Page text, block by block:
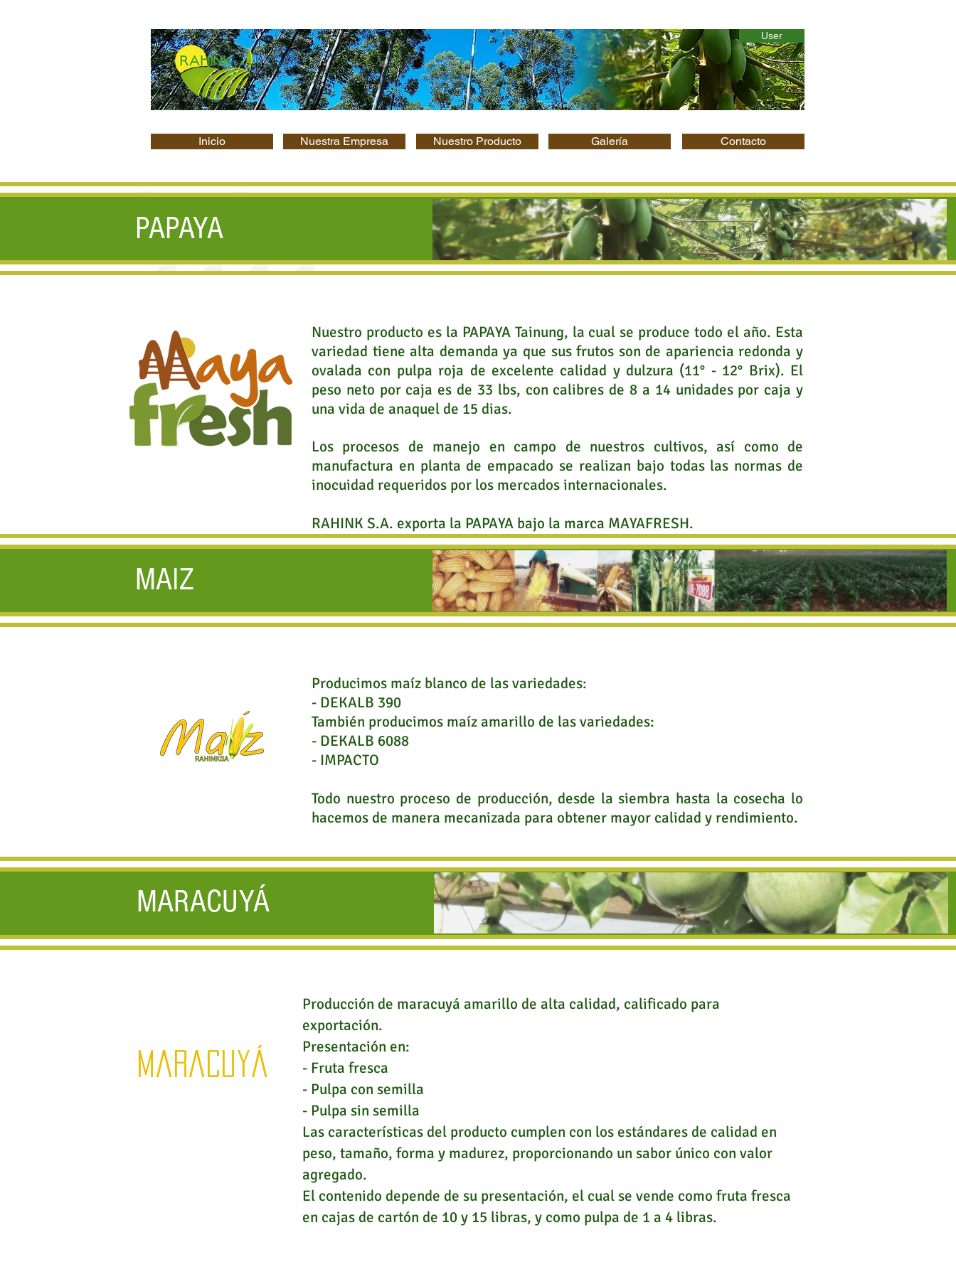
User
Inicio Nuestra Empresa Nuestro Producto Galería Contacto
PAPAYA
Nuestro producto es la PAPAYA Tainung, la cual se produce todo el año. Esta
variedad tiene alta demanda ya que sus frutos son de apariencia redonda y
ovalada con pulpa roja de excelente calidad y dulzura (11° - 12° Brix). El
peso neto por caja es de 33 lbs, con calibres de 8 a 14 unidades por caja y
una vida de anaquel de 15 dias.
Los procesos de manejo en campo de nuestros cultivos, así como de
manufactura en planta de empacado se realizan bajo todas las normas de
inocuidad requeridos por los mercados internacionales.
RAHINK S.A. exporta la PAPAYA bajo la marca MAYAFRESH.
MAIZ
Producimos maíz blanco de las variedades:
- DEKALB 390
También producimos maíz amarillo de las variedades:
- DEKALB 6088
- IMPACTO
Todo nuestro proceso de producción, desde la siembra hasta la cosecha lo
hacemos de manera mecanizada para obtener mayor calidad y rendimiento.
MARACUYÁ
Maracuyá
Producción de maracuyá amarillo de alta calidad, calificado para
exportación.
Presentación en:
- Fruta fresca
- Pulpa con semilla
- Pulpa sin semilla
Las características del producto cumplen con los estándares de calidad en
peso, tamaño, forma y madurez, proporcionando un sabor único con valor
agregado.
El contenido depende de su presentación, el cual se vende como fruta fresca
en cajas de cartón de 10 y 15 libras, y como pulpa de 1 a 4 libras.